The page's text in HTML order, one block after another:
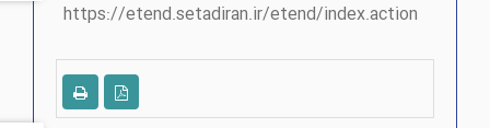
https://etend.setadiran.ir/etend/index.action